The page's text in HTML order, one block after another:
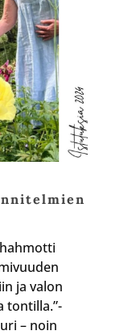
ja valon
tontilla.”-
– noin